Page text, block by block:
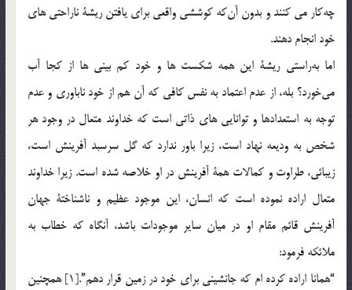
چه‌كار مي كنند و بدون آن‌كه كوششي واقعي براي يافتن ريشة ناراحتي هاي
خود انجام دهند.
اما به‌راستي ريشة اين همه شكست ها و خود كم بيني ها از كجا آب
مي‌خورد؟ بله، از عدم اعتماد به نفس كافي كه آن هم از خود ناباوري و عدم
توجه به استعدادها و توانايي هاي ذاتي است كه خداوند متعال در وجود هر
شخص به وديعه نهاد است، زيرا باور ندارد كه گل سرسبد آفرينش است،
زيبائي، طراوت و كمالات همة آفرينش در او خلاصه شده است. زيرا خداوند
متعال اراده نموده است كه انسان، اين موجود عظيم و ناشناختة جهان
آفرينش قائم مقام او در ميان ساير موجودات باشد، آنگاه كه خطاب به
ملائكه فرمود:
“همانا اراده كرده ام كه جانشيني براي خود در زمين قرار دهم”.[1] همچنين